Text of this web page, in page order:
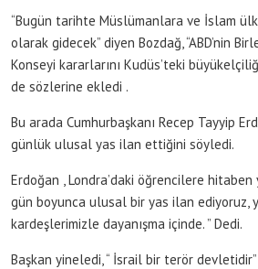
“Bugün tarihte Müslümanlara ve İslam
olarak gidecek” diyen Bozdağ, “ABD’nin
Konseyi kararlarını Kudüs’teki
de sözlerine ekledi .
Bu arada Cumhurbaşkanı Recep Tayyip
günlük ulusal yas ilan ettiğini söyledi.
Erdoğan , Londra’daki öğrencilere hitaben
gün boyunca ulusal bir yas ilan ediyoruz,
kardeşlerimizle dayanışma içinde. ” Dedi.
Başkan yineledi, “ İsrail bir terör